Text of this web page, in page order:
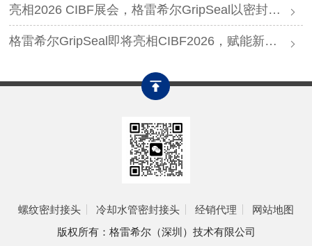
亮相2026 CIBF展会，格雷希尔GripSeal以密封连接硬核实力圈粉
格雷希尔GripSeal即将亮相CIBF2026，赋能新能源产业绿色发展
螺纹密封接头 冷却水管密封接头 经销代理
网站地图
版权所有：格雷希尔（深圳）技术有限公司